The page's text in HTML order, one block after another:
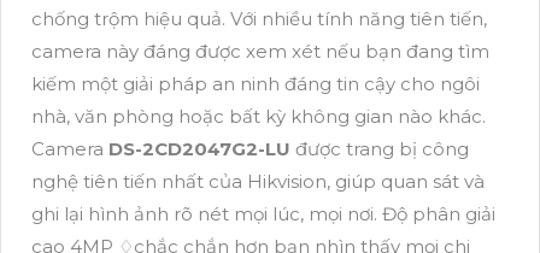
chống trộm hiệu quả. Với nhiều tính năng tiên tiến,
camera này đáng được xem xét nếu bạn đang tìm
kiếm một giải pháp an ninh đáng tin cậy cho ngôi
nhà, văn phòng hoặc bất kỳ không gian nào khác.
Camera DS-2CD2047G2-LU được trang bị công
nghệ tiên tiến nhất của Hikvision, giúp quan sát và
ghi lại hình ảnh rõ nét mọi lúc, mọi nơi. Độ phân giải
cao 4MP ♢chắc chắn hơn bạn nhìn thấy mọi chi